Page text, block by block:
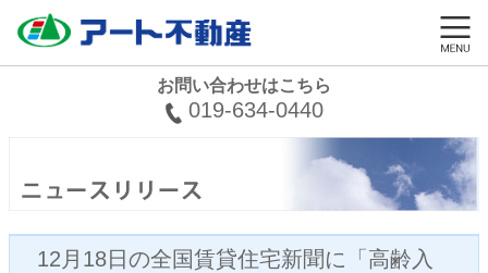
お問い合わせはこちら
019-634-0440
12月18日の全国賃貸住宅新聞に「高齢入